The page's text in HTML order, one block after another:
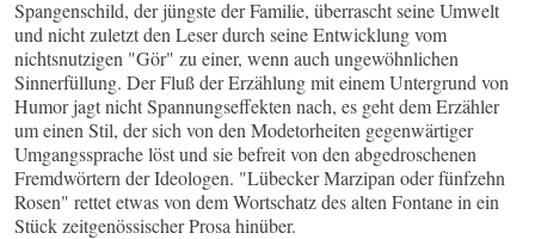
Spangenschild, der jüngste der Familie, überrascht seine Umwelt
und nicht zuletzt den Leser durch seine Entwicklung vom
nichtsnutzigen "Gör" zu einer, wenn auch ungewöhnlichen
Sinnerfüllung. Der Fluß der Erzählung mit einem Untergrund von
Humor jagt nicht Spannungseffekten nach, es geht dem Erzähler
um einen Stil, der sich von den Modetorheiten gegenwärtiger
Umgangssprache löst und sie befreit von den abgedroschenen
Fremdwörtern der Ideologen. "Lübecker Marzipan oder fünfzehn
Rosen" rettet etwas von dem Wortschatz des alten Fontane in ein
Stück zeitgenössischer Prosa hinüber.